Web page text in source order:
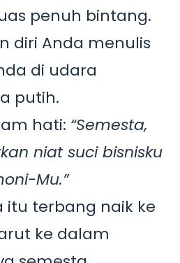
penuh bintang.
diri Anda menulis
di udara
putih.
hati: “Semesta,
niat suci bisnisku
Mu.”
itu terbang naik ke
ke dalam